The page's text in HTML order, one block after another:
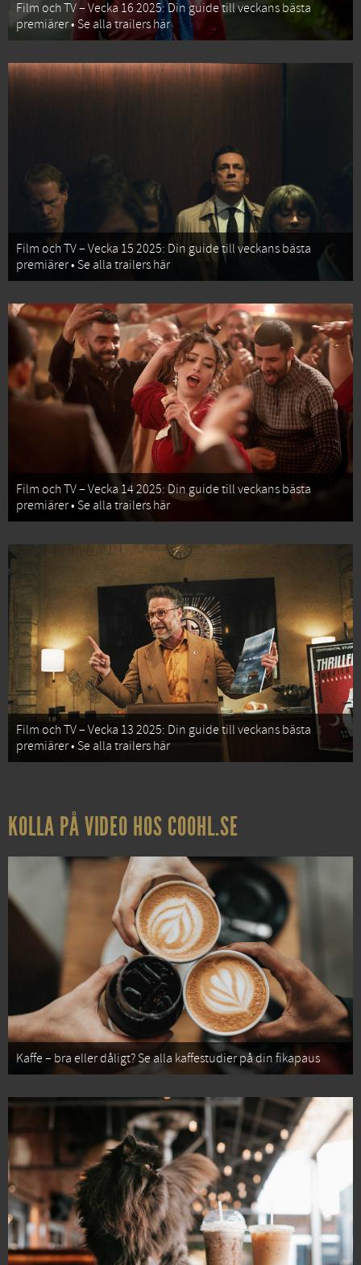
Film och TV – Vecka 16 2025: Din guide till veckans bästa
premiärer • Se alla trailers här
Film och TV – Vecka 15 2025: Din guide till veckans bästa
premiärer • Se alla trailers här
Film och TV – Vecka 14 2025: Din guide till veckans bästa
premiärer • Se alla trailers här
Film och TV – Vecka 13 2025: Din guide till veckans bästa
premiärer • Se alla trailers här
KOLLA PÅ VIDEO HOS COOHL.SE
Kaffe – bra eller dåligt? Se alla kaffestudier på din fikapaus